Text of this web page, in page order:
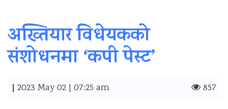
अख्तियार विधेयकको
संशोधनमा ‘कपी पेस्ट’
| 2023 May 02 | 07:25 am 857